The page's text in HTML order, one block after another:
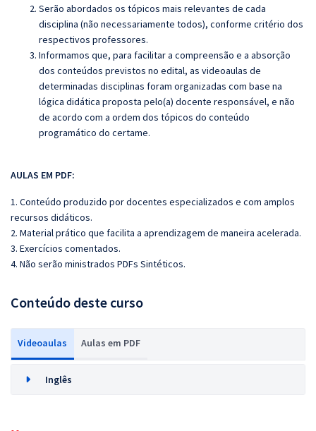
Serão abordados os tópicos mais relevantes de cada
disciplina (não necessariamente todos), conforme critério dos
respectivos professores.
Informamos que, para facilitar a compreensão e a absorção
dos conteúdos previstos no edital, as videoaulas de
determinadas disciplinas foram organizadas com base na
lógica didática proposta pelo(a) docente responsável, e não
de acordo com a ordem dos tópicos do conteúdo
programático do certame.
AULAS EM PDF:
1. Conteúdo produzido por docentes especializados e com amplos
recursos didáticos.
2. Material prático que facilita a aprendizagem de maneira acelerada.
3. Exercícios comentados.
4. Não serão ministrados PDFs Sintéticos.
Conteúdo deste curso
Videoaulas Aulas em PDF
Inglês